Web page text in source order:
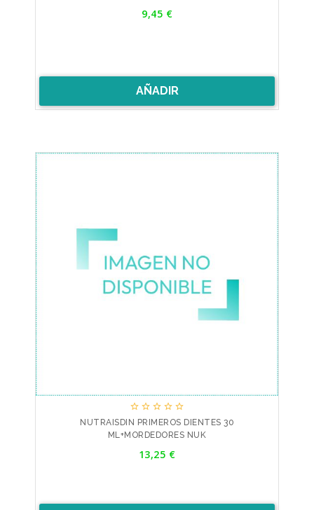
9,45 €
AÑADIR
    
NUTRAISDIN PRIMEROS DIENTES 30
ML+MORDEDORES NUK
13,25 €